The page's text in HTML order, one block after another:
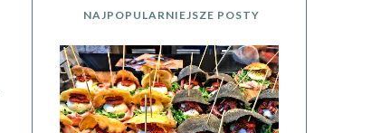
NAJPOPULARNIEJSZE POSTY